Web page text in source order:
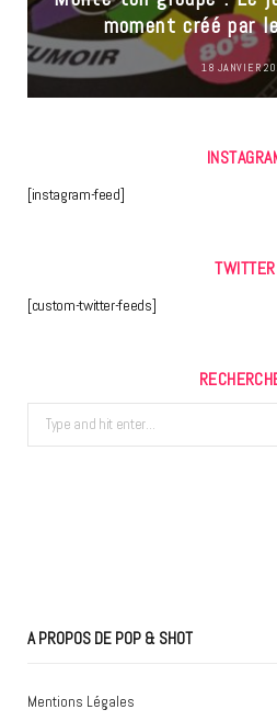
moment créé par
18 JANVIER
[instagram-feed]
TWITTER
[custom-twitter-feeds]
Search
for:
A PROPOS DE POP & SHOT
Mentions Légales